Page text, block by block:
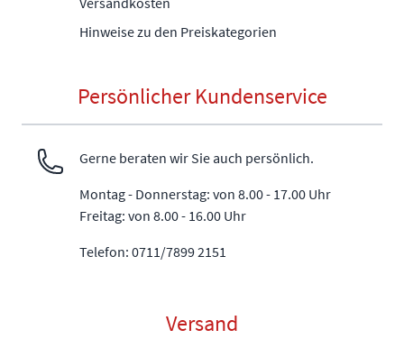
Hinweise zu den Preiskategorien
Persönlicher Kundenservice
Gerne beraten wir Sie auch persönlich.
Montag - Donnerstag: von 8.00 - 17.00 Uhr
Freitag: von 8.00 - 16.00 Uhr
Telefon: 0711/7899 2151
Versand